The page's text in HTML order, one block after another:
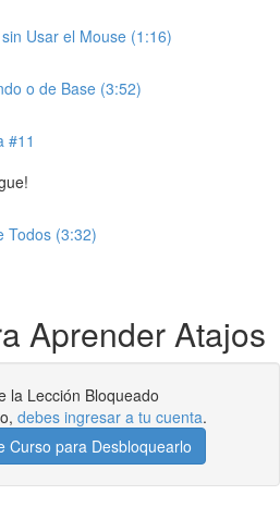
Usar el Mouse (1:16)
o de Base (3:52)
#11
Todos (3:32)
Aprender Atajos
la Lección Bloqueado
debes ingresar a tu cuenta.
Curso para Desbloquearlo